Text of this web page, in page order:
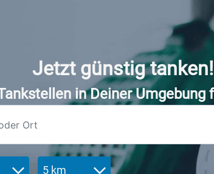
Jetzt günstig tanken!
in Deiner Umgebung
5 km